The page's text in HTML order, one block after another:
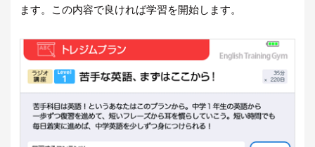
ます。この内容で良ければ学習を開始します。